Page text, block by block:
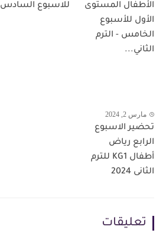
الأطفال المستوى
الأول للأسبوع
الخامس - الترم
الثاني...
للاسبوع السادس
مارس 2, 2024
تحضير الاسبوع
الرابع رياض
أطفال KG1 للترم
الثانى 2024
تعليقات